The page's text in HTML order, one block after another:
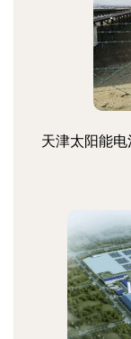
天津太阳能